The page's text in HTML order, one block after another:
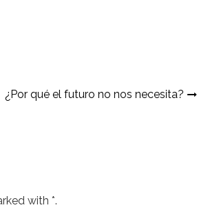
¿Por qué el futuro no nos necesita?
with *.